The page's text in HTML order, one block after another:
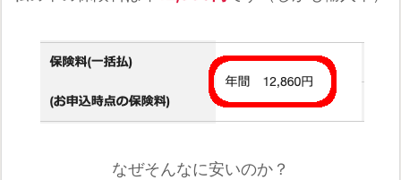
なぜそんなに安いのか？